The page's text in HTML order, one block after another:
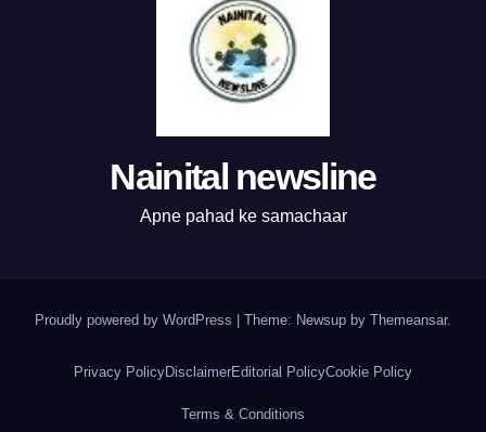
Nainital newsline
Apne pahad ke samachaar
Proudly powered by WordPress Theme: Newsup by Themeansar.
Privacy PolicyDisclaimerEditorial PolicyCookie Policy
Terms & Conditions